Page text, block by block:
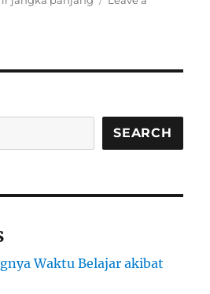
SEARCH
Waktu Belajar akibat